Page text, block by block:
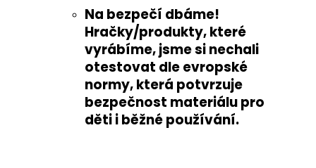
Na bezpečí dbáme!
Hračky/produkty, které
vyrábíme, jsme si nechali
otestovat dle evropské
normy, která potvrzuje
bezpečnost materiálu pro
děti i běžné používání.